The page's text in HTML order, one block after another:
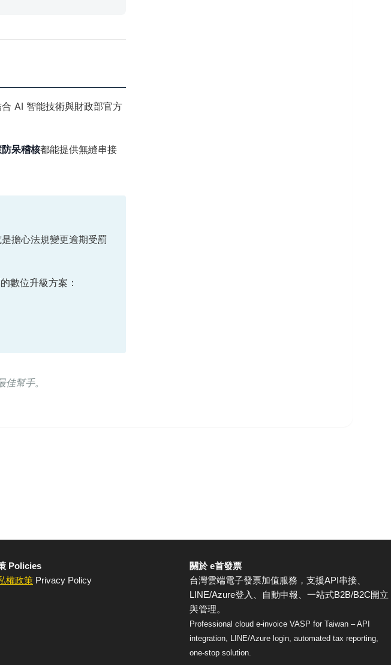
AI 智能技術與財政部官方
呆稽核都能提供無縫串接
擔心法規變更逾期受罰
數位升級方案：
幫手。
Policies
權政策 Privacy Policy
關於 e首發票
台灣雲端電子發票加值服務，支援API串接、
LINE/Azure登入、自動申報、一站式B2B/B2C開立
與管理。
Professional cloud e-invoice VASP for Taiwan – API
integration, LINE/Azure login, automated tax reporting,
one-stop solution.